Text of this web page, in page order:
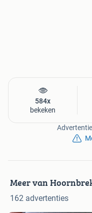
584x
bekeken
Meer van
162 advertenties